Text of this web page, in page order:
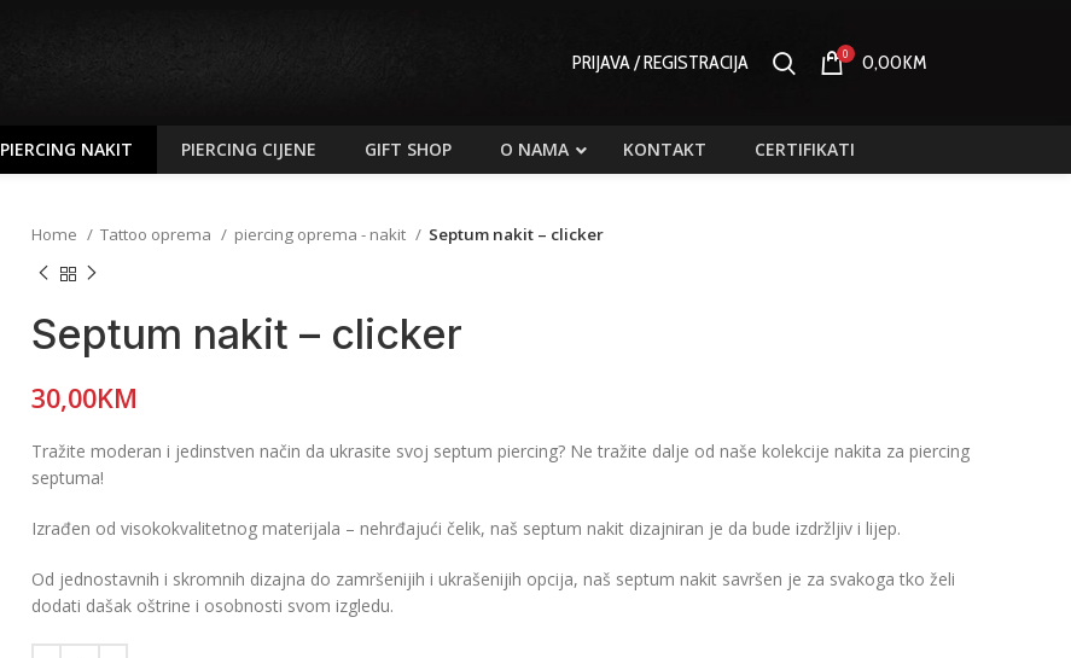
PRIJAVA / REGISTRACIJA 0 0,00KM
PIERCING NAKIT PIERCING CIJENE GIFT SHOP O NAMA KONTAKT CERTIFIKATI
Home Tattoo oprema piercing oprema - nakit Septum nakit – clicker
Septum nakit – clicker
30,00KM
Tražite moderan i jedinstven način da ukrasite svoj septum piercing? Ne tražite dalje od naše kolekcije nakita za piercing
septuma!
Izrađen od visokokvalitetnog materijala – nehrđajući čelik, naš septum nakit dizajniran je da bude izdržljiv i lijep.
Od jednostavnih i skromnih dizajna do zamršenijih i ukrašenijih opcija, naš septum nakit savršen je za svakoga tko želi
dodati dašak oštrine i osobnosti svom izgledu.